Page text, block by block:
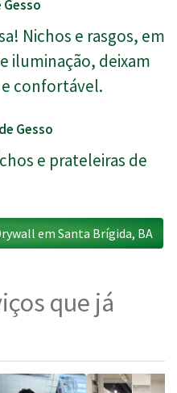
Nichos e rasgos, em
iluminação, deixam
confortável.
Gesso
e prateleiras de
em Santa Brígida, BA
que já